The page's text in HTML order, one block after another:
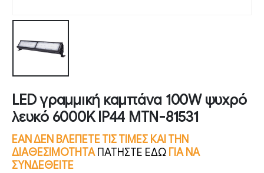
LED γραμμική καμπάνα 100W ψυχρό
λευκό 6000K IP44 MTN-81531
ΕΑΝ ΔΕΝ ΒΛΕΠΕΤΕ ΤΙΣ ΤΙΜΕΣ ΚΑΙ ΤΗΝ
ΔΙΑΘΕΣΙΜΟΤΗΤΑ ΠΑΤΗΣΤΕ ΕΔΩ ΓΙΑ ΝΑ
ΣΥΝΔΕΘΕΙΤΕ